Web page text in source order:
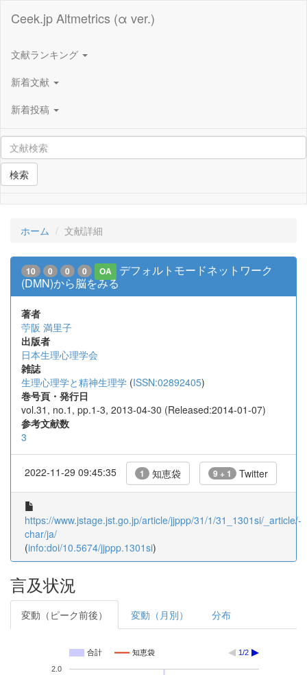
Ceek.jp Altmetrics (α ver.)
文献ランキング
新着文献
新着投稿
検索
ホーム 文献詳細
10 0 0 0 OA
デフォルトモードネットワーク
(DMN)から脳をみる
著者
苧阪 満里子
出版者
日本生理心理学会
雑誌
生理心理学と精神生理学 (ISSN:02892405)
巻号頁・発行日
vol.31, no.1, pp.1-3, 2013-04-30 (Released:2014-01-07)
参考文献数
3
2022-11-29 09:45:35 1 知恵袋 9 + 1 Twitter
https://www.jstage.jst.go.jp/article/jjppp/31/1/31_1301si/_article/-
char/ja/
(info:doi/10.5674/jjppp.1301si)
言及状況
変動（ピーク前後） 変動（月別） 分布
合計 知恵袋 1/2
2.0